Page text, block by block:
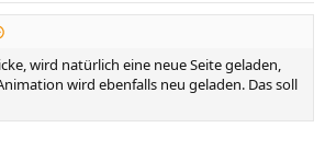
wird natürlich eine neue Seite geladen,
wird ebenfalls neu geladen. Das soll